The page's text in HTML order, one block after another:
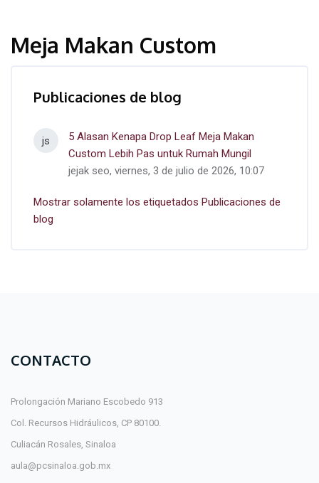
Meja Makan Custom
Publicaciones de blog
js
5 Alasan Kenapa Drop Leaf Meja Makan
Custom Lebih Pas untuk Rumah Mungil
jejak seo, viernes, 3 de julio de 2026, 10:07
Mostrar solamente los etiquetados Publicaciones de
blog
CONTACTO
Prolongación Mariano Escobedo 913
Col. Recursos Hidráulicos, CP 80100.
Culiacán Rosales, Sinaloa
aula@pcsinaloa.gob.mx